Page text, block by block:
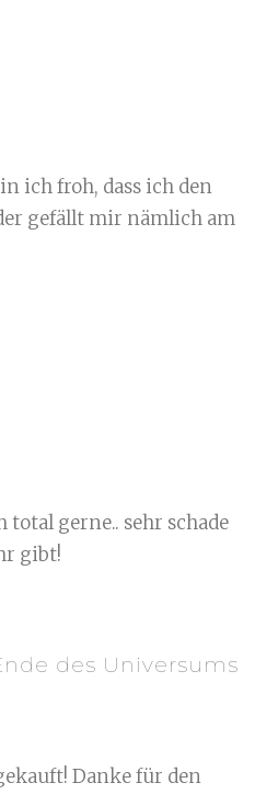
ich froh, dass ich den
gefällt mir nämlich am
total gerne.. sehr schade
gibt!
des Universums
Danke für den